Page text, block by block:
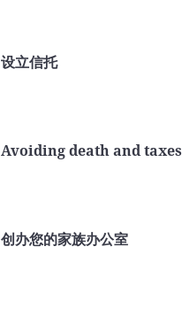
设立信托
Avoiding death and taxes
创办您的家族办公室